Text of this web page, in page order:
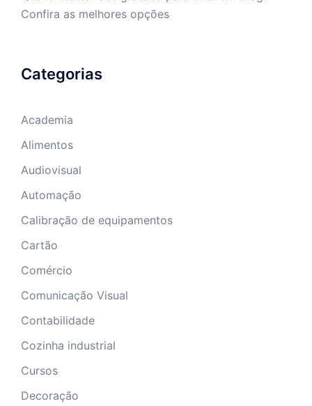
Confira as melhores opções
Categorias
Academia
Alimentos
Audiovisual
Automação
Calibração de equipamentos
Cartão
Comércio
Comunicação Visual
Contabilidade
Cozinha industrial
Cursos
Decoração